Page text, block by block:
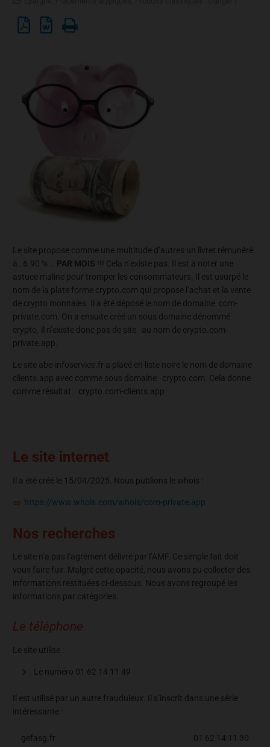
Le site propose comme une multitude d’autres un livret rémunéré
à…6.90 % … PAR MOIS !!! Cela n’existe pas. Il est à noter une
astuce maline pour tromper les consommateurs. Il est usurpé le
nom de la plate forme crypto.com qui propose l’achat et la vente
de crypto monnaies. Il a été déposé le nom de domaine com-
private.com. On a ensuite créé un sous domaine dénommé
crypto. il n’existe donc pas de site au nom de crypto.com-
private.app.
Le site abe-infoservice.fr a placé en liste noire le nom de domaine
clients.app avec comme sous domaine crypto.com. Cela donne
comme résultat crypto.com-clients.app
Le site internet
Il a été créé le 15/04/2025. Nous publions le whois :
https://www.whois.com/whois/com-private.app
Nos recherches
Le site n’a pas l’agrément délivré par l’AMF. Ce simple fait doit
vous faire fuir. Malgré cette opacité, nous avons pu collecter des
informations restituées ci-dessous. Nous avons regroupé les
informations par catégories.
Le téléphone
Le site utilise :
Le numéro 01 62 14 11 49
Il est utilisé par un autre frauduleux. Il s’inscrit dans une série
intéressante :
gefasg.fr 01 62 14 11 30